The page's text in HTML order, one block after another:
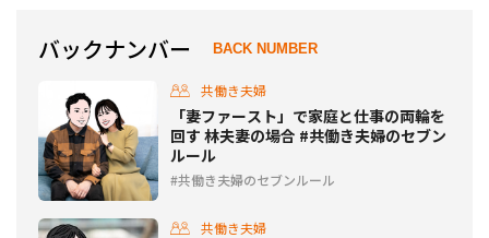
バックナンバー BACK NUMBER
共働き夫婦
「妻ファースト」で家庭と仕事の両輪を
回す 林夫妻の場合 #共働き夫婦のセブン
ルール
共働き夫婦のセブンルール
共働き夫婦